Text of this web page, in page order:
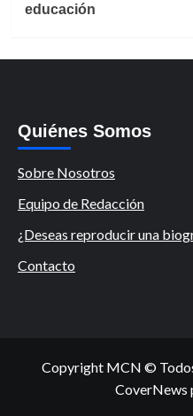
educación
Quiénes Somos
Sobre Nosotros
Equipo de Redacción
¿Deseas reproducir una
Contacto
Copyright MCN ©
CoverNews